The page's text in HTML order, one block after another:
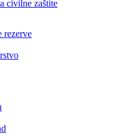
za inspekcijske poslove
civilne zaštite